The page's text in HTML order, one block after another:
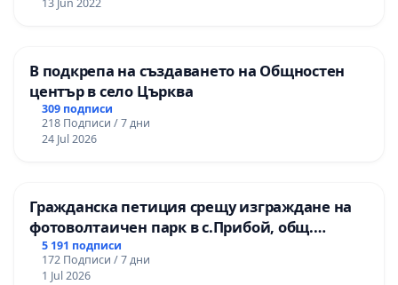
В подкрепа на създаването на Общностен
център в село Църква
309 подписи
218 Подписи / 7 дни
24 Jul 2026
Гражданска петиция срещу изграждане на
фотоволтаичен парк в с.Прибой, общ.
Радомир
5 191 подписи
172 Подписи / 7 дни
1 Jul 2026